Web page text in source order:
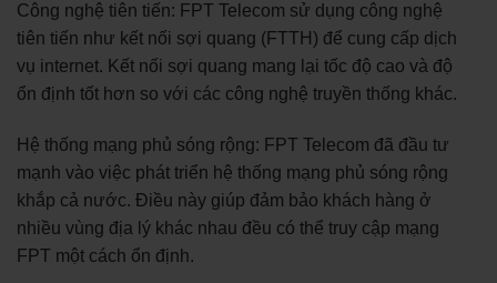
Công nghệ tiên tiến: FPT Telecom sử dụng công nghệ
tiên tiến như kết nối sợi quang (FTTH) để cung cấp dịch
vụ internet. Kết nối sợi quang mang lại tốc độ cao và độ
ổn định tốt hơn so với các công nghệ truyền thống khác.
Hệ thống mạng phủ sóng rộng: FPT Telecom đã đầu tư
mạnh vào việc phát triển hệ thống mạng phủ sóng rộng
khắp cả nước. Điều này giúp đảm bảo khách hàng ở
nhiều vùng địa lý khác nhau đều có thể truy cập mạng
FPT một cách ổn định.